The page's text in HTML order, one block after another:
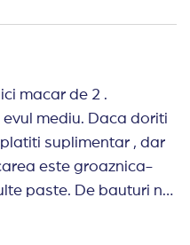
macar de 2 .
mediu. Daca doriti
suplimentar , dar
este groaznica-
paste. De bauturi nu
si cafeaua! Nu as